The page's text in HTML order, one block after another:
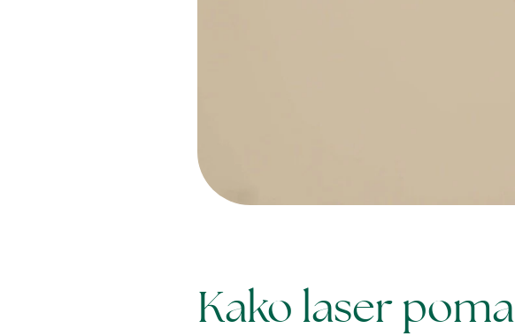
Kako laser